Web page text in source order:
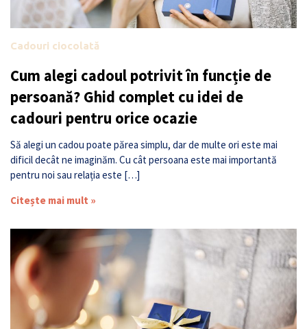
Cadouri ciocolată
Cum alegi cadoul potrivit în funcție de
persoană? Ghid complet cu idei de
cadouri pentru orice ocazie
Să alegi un cadou poate părea simplu, dar de multe ori este mai
dificil decât ne imaginăm. Cu cât persoana este mai importantă
pentru noi sau relația este […]
Citește mai mult »